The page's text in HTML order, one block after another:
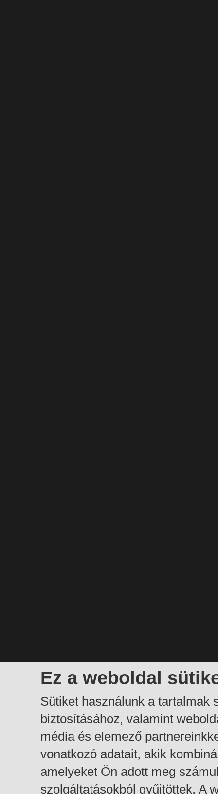
Ez a weboldal
Sütiket használunk a tartalmak
biztosításához, valamint
média és elemező
vonatkozó adatait, akik
amelyeket Ön adott meg
szolgáltatásokból gyűjtöttek. A